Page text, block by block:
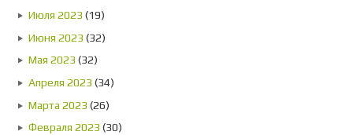
Июля 2023 (19)
Июня 2023 (32)
Мая 2023 (32)
Апреля 2023 (34)
Марта 2023 (26)
Февраля 2023 (30)